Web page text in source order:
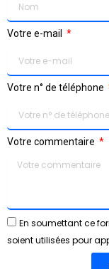
Votre e-mail
Votre n° de téléphone
Votre commentaire
En soumettant ce
soient utilisées pour